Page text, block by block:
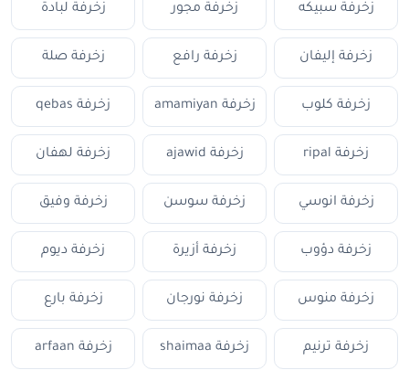
زخرفة سبيكه زخرفة مجور زخرفة لبادة
زخرفة إليفان زخرفة رافع زخرفة صلة
زخرفة كلوب زخرفة amamiyan زخرفة qebas
زخرفة ripal زخرفة ajawid زخرفة لهفان
زخرفة انوسي زخرفة سوسن زخرفة وفيق
زخرفة دؤوب زخرفة أزيرة زخرفة ديوم
زخرفة منوس زخرفة نورجان زخرفة بارع
زخرفة ترنيم زخرفة shaimaa زخرفة arfaan